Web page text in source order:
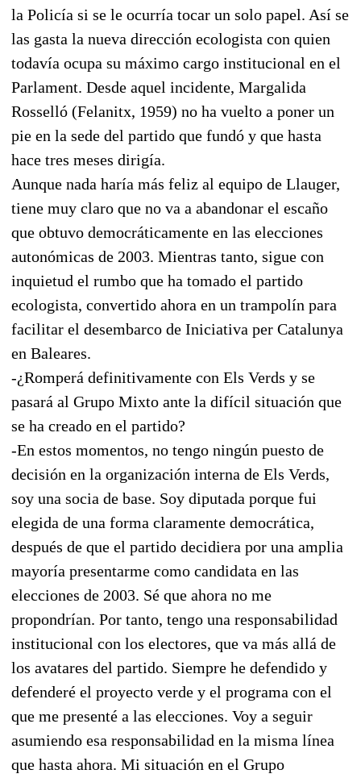
la Policía si se le ocurría tocar un solo papel. Así se
las gasta la nueva dirección ecologista con quien
todavía ocupa su máximo cargo institucional en el
Parlament. Desde aquel incidente, Margalida
Rosselló (Felanitx, 1959) no ha vuelto a poner un
pie en la sede del partido que fundó y que hasta
hace tres meses dirigía.
Aunque nada haría más feliz al equipo de Llauger,
tiene muy claro que no va a abandonar el escaño
que obtuvo democráticamente en las elecciones
autonómicas de 2003. Mientras tanto, sigue con
inquietud el rumbo que ha tomado el partido
ecologista, convertido ahora en un trampolín para
facilitar el desembarco de Iniciativa per Catalunya
en Baleares.
-¿Romperá definitivamente con Els Verds y se
pasará al Grupo Mixto ante la difícil situación que
se ha creado en el partido?
-En estos momentos, no tengo ningún puesto de
decisión en la organización interna de Els Verds,
soy una socia de base. Soy diputada porque fui
elegida de una forma claramente democrática,
después de que el partido decidiera por una amplia
mayoría presentarme como candidata en las
elecciones de 2003. Sé que ahora no me
propondrían. Por tanto, tengo una responsabilidad
institucional con los electores, que va más allá de
los avatares del partido. Siempre he defendido y
defenderé el proyecto verde y el programa con el
que me presenté a las elecciones. Voy a seguir
asumiendo esa responsabilidad en la misma línea
que hasta ahora. Mi situación en el Grupo